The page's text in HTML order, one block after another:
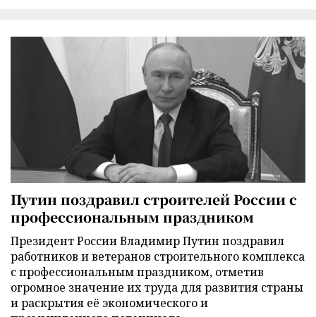
Путин поздравил строителей России с
профессиональным праздником
Президент России Владимир Путин поздравил
работников и ветеранов строительного комплекса
с профессиональным праздником, отметив
огромное значение их труда для развития страны
и раскрытия её экономического и